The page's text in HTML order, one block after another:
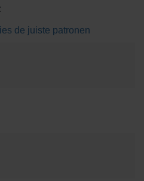
de juiste patronen